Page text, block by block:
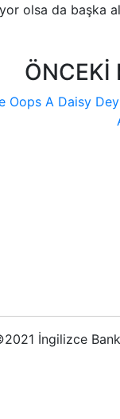
olsa da başka
ÖNCEKİ
Oops A Daisy
İngilizce